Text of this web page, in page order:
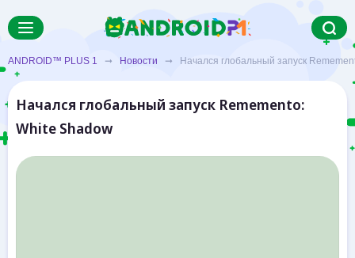
ANDROID™ PLUS 1 ➞ Новости ➞ Начался глобальный запуск
Начался глобальный запуск Rememento:
White Shadow